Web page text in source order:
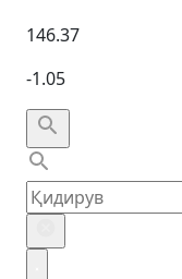
146.37
-1.05